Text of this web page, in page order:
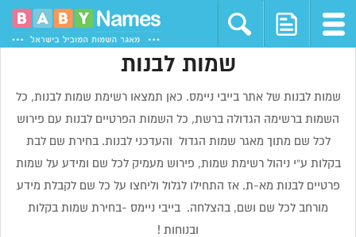
שמות לבנות
שמות לבנות של אתר בייבי ניימס. כאן תמצאו רשימת שמות לבנות, כל
השמות ברשימה הגדולה ברשת, כל השמות הפרטיים לבנות עם פירוש
לכל שם מתוך מאגר שמות הגדול והעדכני לבנות. בחירת שם לבת
בקלות ע”י ניהול רשימת שמות, פירוש מעמיק לכל שם ומידע על שמות
פרטיים לבנות מא-ת. אז התחילו לגלול וליחצו על כל שם לקבלת מידע
מורחב לכל שם ושם, בהצלחה. בייבי ניימס -בחירת שמות בקלות
ובנוחות !